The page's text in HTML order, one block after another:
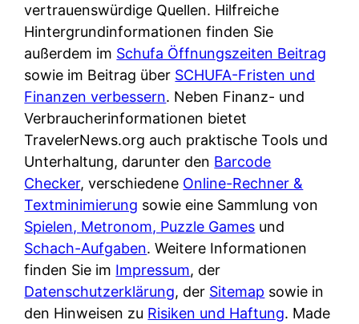
vertrauenswürdige Quellen. Hilfreiche
Hintergrundinformationen finden Sie
außerdem im Schufa Öffnungszeiten Beitrag
sowie im Beitrag über SCHUFA-Fristen und
Finanzen verbessern. Neben Finanz- und
Verbraucherinformationen bietet
TravelerNews.org auch praktische Tools und
Unterhaltung, darunter den Barcode
Checker, verschiedene Online-Rechner &
Textminimierung sowie eine Sammlung von
Spielen, Metronom, Puzzle Games und
Schach-Aufgaben. Weitere Informationen
finden Sie im Impressum, der
Datenschutzerklärung, der Sitemap sowie in
den Hinweisen zu Risiken und Haftung. Made